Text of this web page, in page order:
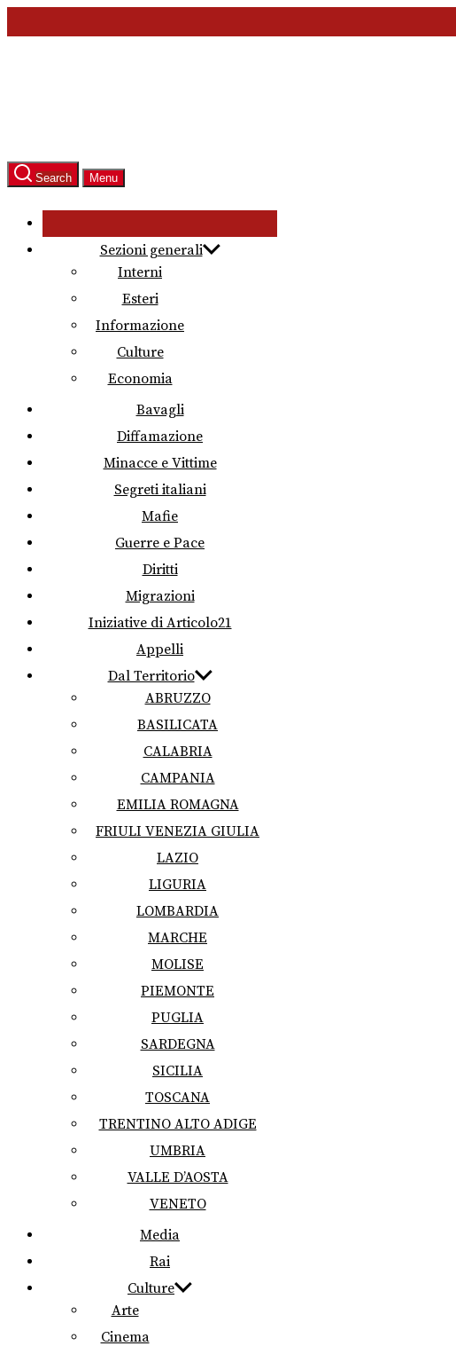
to
Search Menu
Sezioni generali
Interni
Esteri
Informazione
Culture
Economia
Bavagli
Diffamazione
Minacce e Vittime
Segreti italiani
Mafie
Guerre e Pace
Diritti
Migrazioni
Iniziative di Articolo21
Appelli
Dal Territorio
ABRUZZO
BASILICATA
CALABRIA
CAMPANIA
EMILIA ROMAGNA
FRIULI VENEZIA GIULIA
LAZIO
LIGURIA
LOMBARDIA
MARCHE
MOLISE
PIEMONTE
PUGLIA
SARDEGNA
SICILIA
TOSCANA
TRENTINO ALTO ADIGE
UMBRIA
VALLE D’AOSTA
VENETO
Media
Rai
Culture
Arte
Cinema